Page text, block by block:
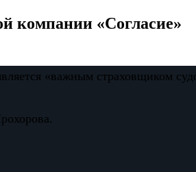
компании «Согласие»
«важным страховщиком